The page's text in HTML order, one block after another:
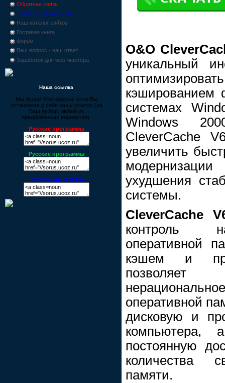
Обратная связь
Новости, промо-акции
Наш каталог сайтов
Гостевая книга
Форум
Ваш вопрос - наш ответ
Заработок для web-мастера
Наша ссылка
Мы будем благодарны, если Вы
установите у себя нашу ссылку (на
Ваш выбор, любой из
предложенных вариантов):
Русские программы
Русские программы
Русские программы
O&O
уникальный
кэшированием
системах
Windows
CleverCache
увеличить
ухудшения
системы.
CleverCache
контроль
оперативной
кэшем и
оперативной
дисковую и
компьютера,
постоянную
количества
памяти.